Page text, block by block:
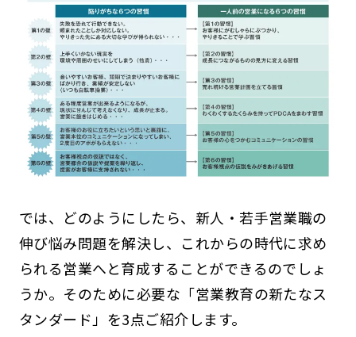
では、どのようにしたら、新人・若手営業職の
伸び悩み問題を解決し、これからの時代に求め
られる営業へと育成することができるのでしょ
うか。そのために必要な「営業教育の新たなス
タンダード」を3点ご紹介します。